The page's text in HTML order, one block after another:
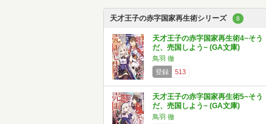
天才王子の赤字国家再生術シリーズ 8
天才王子の赤字国家再生術4~そう
だ、売国しよう~ (GA文庫)
鳥羽 徹
登録
513
天才王子の赤字国家再生術5~そう
だ、売国しよう~ (GA文庫)
鳥羽 徹